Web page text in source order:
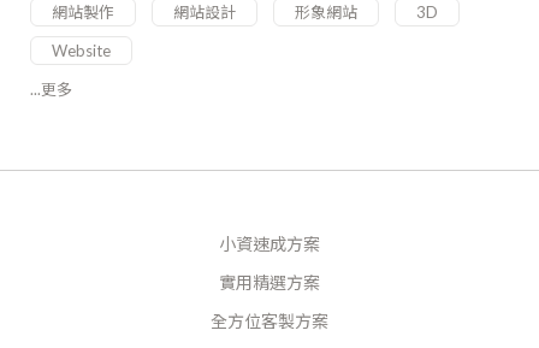
網站製作
網站設計 形象網站
3D
Website
...更多
小資速成方案
實用精選方案
全方位客製方案